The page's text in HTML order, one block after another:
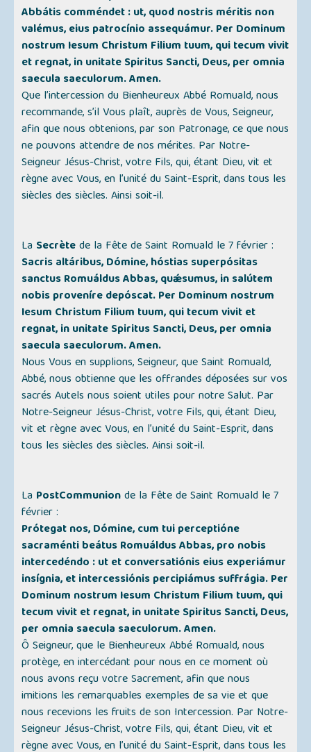
Abbátis comméndet : ut, quod nostris méritis non
valémus, eius patrocínio assequámur. Per Dominum
nostrum Iesum Christum Filium tuum, qui tecum vivit
et regnat, in unitate Spiritus Sancti, Deus, per omnia
saecula saeculorum. Amen.
Que l’intercession du Bienheureux Abbé Romuald, nous
recommande, s’il Vous plaît, auprès de Vous, Seigneur,
afin que nous obtenions, par son Patronage, ce que nous
ne pouvons attendre de nos mérites. Par Notre-
Seigneur Jésus-Christ, votre Fils, qui, étant Dieu, vit et
règne avec Vous, en l’unité du Saint-Esprit, dans tous les
siècles des siècles. Ainsi soit-il.
La Secrètede la Fête de Saint Romuald le 7 février :
Sacris altáribus, Dómine, hóstias superpósitas
sanctus Romuáldus Abbas, quǽsumus, in salútem
nobis proveníre depóscat. Per Dominum nostrum
Iesum Christum Filium tuum, qui tecum vivit et
regnat, in unitate Spiritus Sancti, Deus, per omnia
saecula saeculorum. Amen.
Nous Vous en supplions, Seigneur, que Saint Romuald,
Abbé, nous obtienne que les offrandes déposées sur vos
sacrés Autels nous soient utiles pour notre Salut. Par
Notre-Seigneur Jésus-Christ, votre Fils, qui, étant Dieu,
vit et règne avec Vous, en l’unité du Saint-Esprit, dans
tous les siècles des siècles. Ainsi soit-il.
La PostCommunionde la Fête de Saint Romuald le 7
février :
Prótegat nos, Dómine, cum tui perceptióne
sacraménti beátus Romuáldus Abbas, pro nobis
intercedéndo : ut et conversatiónis eius experiámur
insígnia, et intercessiónis percipiámus suffrágia. Per
Dominum nostrum Iesum Christum Filium tuum, qui
tecum vivit et regnat, in unitate Spiritus Sancti, Deus,
per omnia saecula saeculorum. Amen.
Ô Seigneur, que le Bienheureux Abbé Romuald, nous
protège, en intercédant pour nous en ce moment où
nous avons reçu votre Sacrement, afin que nous
imitions les remarquables exemples de sa vie et que
nous recevions les fruits de son Intercession. Par Notre-
Seigneur Jésus-Christ, votre Fils, qui, étant Dieu, vit et
règne avec Vous, en l’unité du Saint-Esprit, dans tous les